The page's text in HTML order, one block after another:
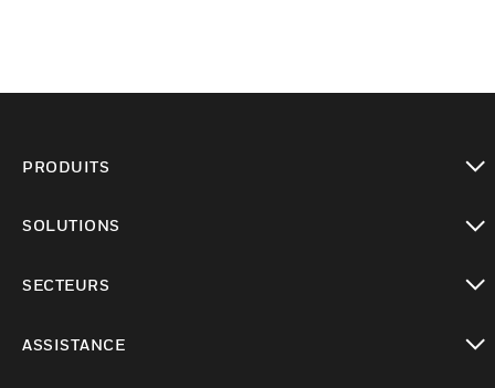
PRODUITS
SOLUTIONS
SECTEURS
ASSISTANCE